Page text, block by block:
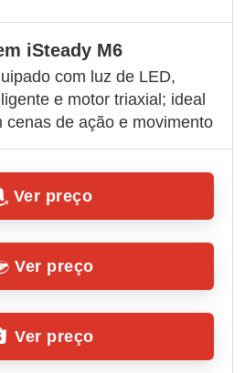
iSteady M6
com luz de LED,
e motor triaxial; ideal
cenas de ação e movimento
Ver preço
Ver preço
Ver preço